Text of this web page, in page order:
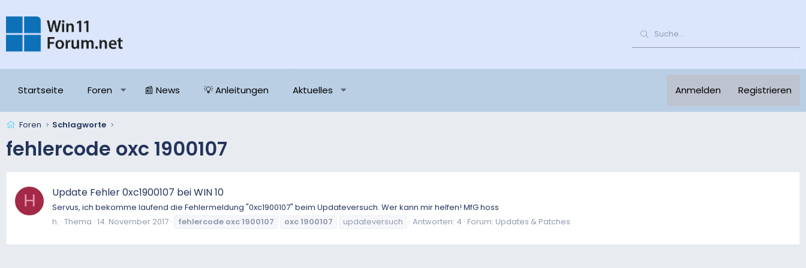
Startseite Foren 📰 News 💡 Anleitungen Aktuelles Anmelden Registrieren
Foren Schlagworte
fehlercode oxc 1900107
H Update Fehler 0xc1900107 bei WIN 10
Servus, ich bekomme laufend die Fehlermeldung "0xc1900107" beim Updateversuch. Wer kann mir helfen! MfG hoss
h. Thema 14. November 2017 fehlercode oxc1900107 oxc1900107 updateversuch Antworten: 4 Forum: Updates & Patches